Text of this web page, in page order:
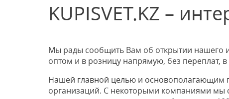
KUPISVET.KZ –
Мы рады сообщить Вам об открытии нашего
оптом и в розницу напрямую, без переплат,
Нашей главной целью и основополагающим
организаций. С некоторыми компаниями мы